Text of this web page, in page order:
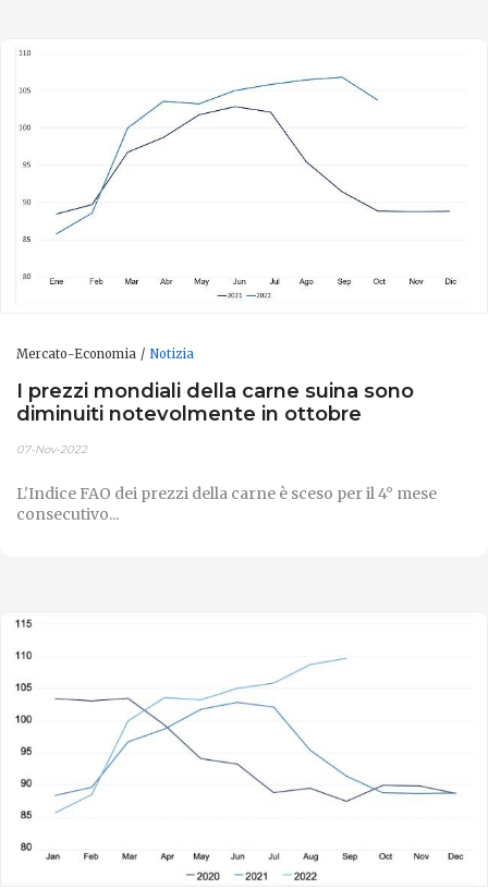
Mercato-Economia Notizia
I prezzi mondiali della carne suina sono
diminuiti notevolmente in ottobre
07-Nov-2022
L'Indice FAO dei prezzi della carne è sceso per il 4° mese
consecutivo...